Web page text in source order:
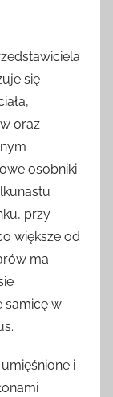
się
oraz
osobniki
przy
większe od
ma
samicę w
i